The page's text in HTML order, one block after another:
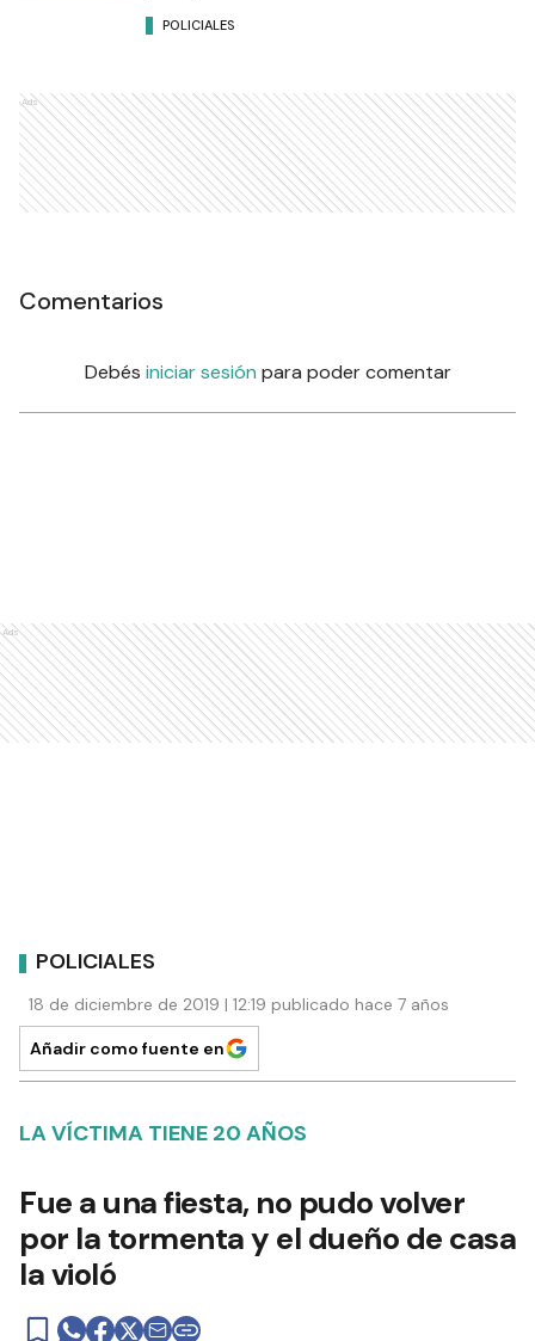
POLICIALES
Ads
Comentarios
Debés iniciar sesión para poder comentar
Ads
POLICIALES
18 de diciembre de 2019 | 12:19 publicado hace 7 años
Añadir como fuente en
LA VÍCTIMA TIENE 20 AÑOS
Fue a una fiesta, no pudo volver
por la tormenta y el dueño de casa
la violó